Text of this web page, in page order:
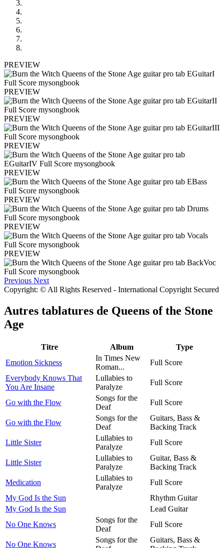
PREVIEW
PREVIEW
PREVIEW
PREVIEW
PREVIEW
PREVIEW
PREVIEW
PREVIEW
Previous Next
Copyright: © All Rights Reserved - International Copyright Secured
Autres tablatures de Queens of the Stone
Age
Titre Album
Type
Emotion Sickness
In Times New
Roman...
Full Score
Everybody Knows That
You Are Insane
Lullabies to
Paralyze
Full Score
Go with the Flow
Songs for the
Deaf
Full Score
Go with the Flow
Songs for the
Deaf
Guitars, Bass &
Backing Track
Little Sister
Lullabies to
Paralyze
Full Score
Little Sister
Lullabies to
Paralyze
Guitar, Bass &
Backing Track
Medication
Lullabies to
Paralyze
Full Score
My God Is the Sun
Rhythm Guitar
My God Is the Sun
Lead Guitar
No One Knows
Songs for the
Deaf
Full Score
No One Knows
Songs for the
Guitars, Bass &